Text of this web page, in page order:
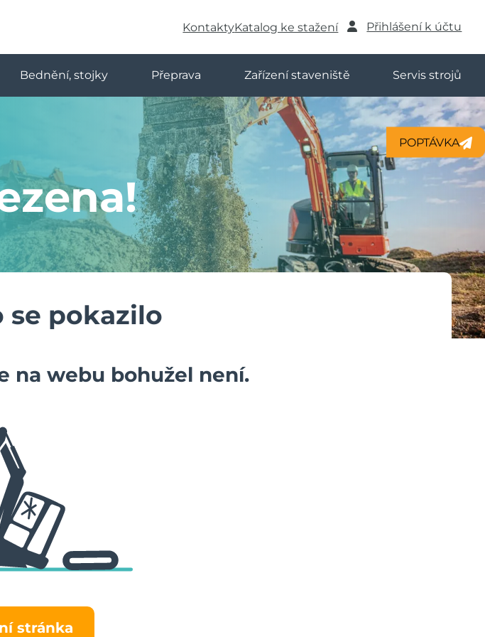
KontaktyKatalog ke stažení Přihlášení k účtu
Bednění, stojky Přeprava Zařízení staveniště Servis strojů
se pokazilo
na webu bohužel není.
stránka
POPTÁVKA